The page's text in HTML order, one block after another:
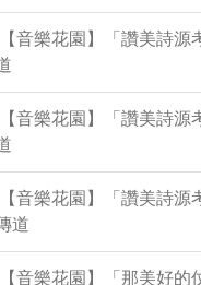
音樂花園】「讚美詩源
音樂花園】「讚美詩源
音樂花園】「讚美詩源
道
音樂花園】「那美好的